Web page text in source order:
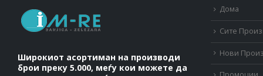
Широкиот асортиман на производи
брои преку 5.000, меѓу кои можете да
Дома
Сите
Нови